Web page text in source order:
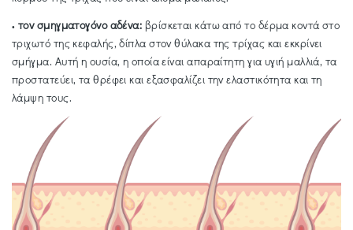
• τον σμηγματογόνο αδένα: βρίσκεται κάτω από το δέρμα κοντά στο
τριχωτό της κεφαλής, δίπλα στον θύλακα της τρίχας και εκκρίνει
σμήγμα. Αυτή η ουσία, η οποία είναι απαραίτητη για υγιή μαλλιά, τα
προστατεύει, τα θρέφει και εξασφαλίζει την ελαστικότητα και τη
λάμψη τους.